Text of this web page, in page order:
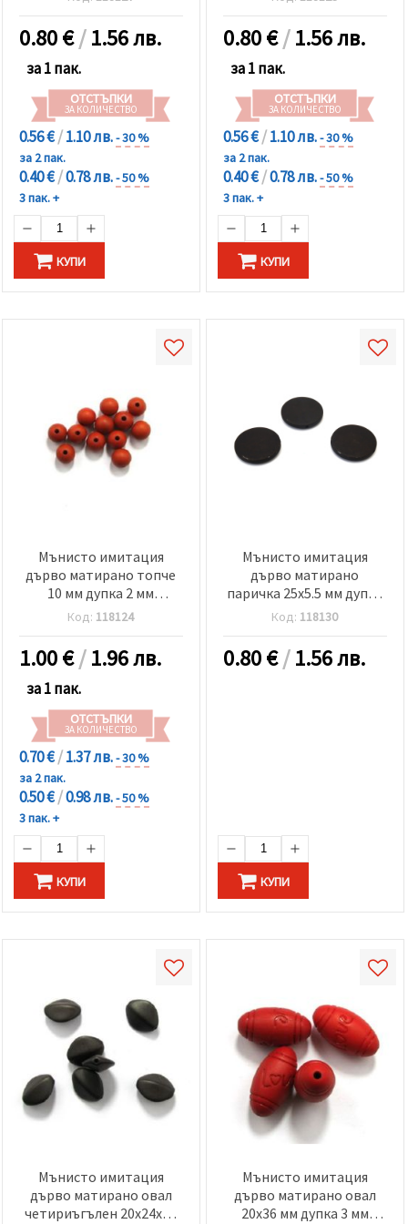
грама ~ 62 броя
0.80€/1.56 лв.
за 1 пак.
ОТСТЪПКИ
ЗА КОЛИЧЕСТВО
0.56 €/1.10 лв.- 30 %
за 2 пак.
0.40 €/0.78 лв.- 50 %
3 пак. +
КУПИ
грама ~ 61 броя
0.80€/1.56 лв.
за 1 пак.
ОТСТЪПКИ
ЗА КОЛИЧЕСТВО
0.56 €/1.10 лв.- 30 %
за 2 пак.
0.40 €/0.78 лв.- 50 %
3 пак. +
КУПИ
Мънисто имитация
дърво матирано топче
10 мм дупка 2 мм
червено -50 грама ~ 91
броя
Код: 118124
1.00€/1.96 лв.
за 1 пак.
ОТСТЪПКИ
ЗА КОЛИЧЕСТВО
0.70 €/1.37 лв.- 30 %
за 2 пак.
0.50 €/0.98 лв.- 50 %
3 пак. +
КУПИ
Мънисто имитация
дърво матирано
паричка 25x5.5 мм дупка
2 мм черно -50 грама ~ 21
броя
Код: 118130
0.80€/1.56 лв.
КУПИ
Мънисто имитация
дърво матирано овал
четириъгълен 20x24x11
Мънисто имитация
дърво матирано овал
20x36 мм дупка 3 мм